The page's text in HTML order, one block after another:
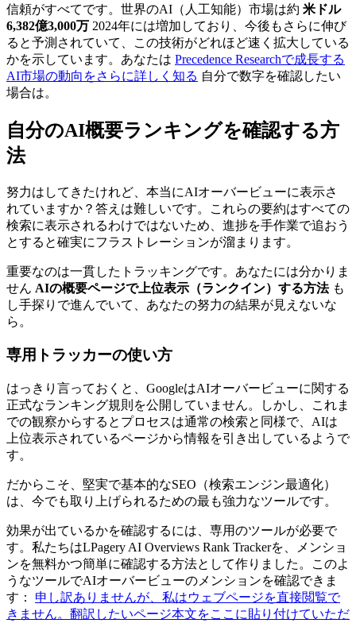
信頼がすべてです。世界のAI（人工知能）市場は約 米ドル
6,382億3,000万 2024年には増加しており、今後もさらに伸び
ると予測されていて、この技術がどれほど速く拡大している
かを示しています。あなたは Precedence Researchで成長する
AI市場の動向をさらに詳しく知る 自分で数字を確認したい
場合は。
自分のAI概要ランキングを確認する方
法
努力はしてきたけれど、本当にAIオーバービューに表示さ
れていますか？答えは難しいです。これらの要約はすべての
検索に表示されるわけではないため、進捗を手作業で追おう
とすると確実にフラストレーションが溜まります。
重要なのは一貫したトラッキングです。あなたには分かりま
せん AIの概要ページで上位表示（ランクイン）する方法も
し手探りで進んでいて、あなたの努力の結果が見えないな
ら。
専用トラッカーの使い方
はっきり言っておくと、GoogleはAIオーバービューに関する
正式なランキング規則を公開していません。しかし、これま
での観察からするとプロセスは通常の検索と同様で、AIは
上位表示されているページから情報を引き出しているようで
す。
だからこそ、堅実で基本的なSEO（検索エンジン最適化）
は、今でも取り上げられるための最も強力なツールです。
効果が出ているかを確認するには、専用のツールが必要で
す。私たちはLPagery AI Overviews Rank Trackerを、メンショ
ンを無料かつ簡単に確認する方法として作りました。このよ
うなツールでAIオーバービューのメンションを確認できま
す： 申し訳ありませんが、私はウェブページを直接閲覧で
きません。翻訳したいページ本文をここに貼り付けていただ